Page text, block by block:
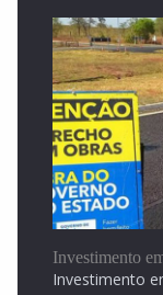
Investimento
Investimento